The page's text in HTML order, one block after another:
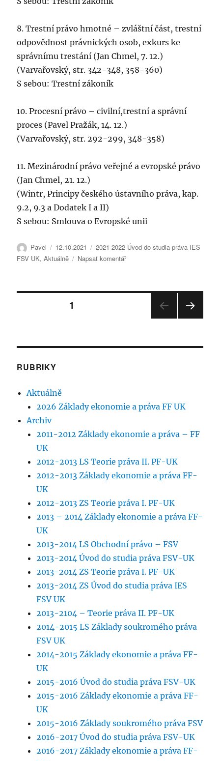
8. Trestní právo hmotné – zvláštní část, trestní
odpovědnost právnických osob, exkurs ke
správnímu trestání (Jan Chmel, 7. 12.)
(Varvařovský, str. 342-348, 358-360)
S sebou: Trestní zákoník
10. Procesní právo – civilní,trestní a správní
proces (Pavel Pražák, 14. 12.)
(Varvařovský, str. 292-299, 348-358)
11. Mezinárodní právo veřejné a evropské právo
(Jan Chmel, 21. 12.)
(Wintr, Principy českého ústavního práva, kap.
9.2, 9.3 a Dodatek I a II)
S sebou: Smlouva o Evropské unii
Autor:
Pavel Publikováno:
12.10.2021 Rubriky:
2021-2022 Úvod do studia práva IES
FSV UK,Aktuálně Napsat komentářpro
syllabus
Stránkování
1
NKA
RUBRIKY
Aktuálně
2026 Základy ekonomie a práva FF UK
Archiv
2011-2012 Základy ekonomie a práva – FF
UK
2012-2013 LS Teorie práva II. PF-UK
2012-2013 Základy ekonomie a práva FF-
UK
2012-2013 ZS Teorie práva I. PF-UK
2013 – 2014 Základy ekonomie a práva FF-
UK
2013-2014 LS Obchodní právo – FSV
2013-2014 Úvod do studia práva FSV-UK
2013-2014 ZS Teorie práva I. PF-UK
2013-2014 ZS Úvod do studia práva IES
FSV UK
2013-2104 – Teorie práva II. PF-UK
2014-2015 LS Základy soukromého práva
FSV UK
2014-2015 Základy ekonomie a práva FF-
UK
2015-2016 Úvod do studia práva FSV-UK
2015-2016 Základy ekonomie a práva FF-
UK
2015-2016 Základy soukromého práva FSV
2016-2017 Úvod do studia práva FSV-UK
2016-2017 Základy ekonomie a práva FF-